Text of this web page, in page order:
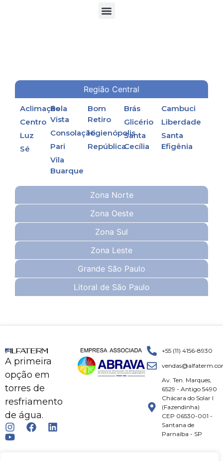
Região Central
Zona Norte
Zona Oeste
Zona Sul
Zona Leste
Grande São Paulo
Litoral de São Paulo
Aclimação
Centro
Luz
Sé
Bela
Vista
Consolação
Pari
Vila
Buarque
Bom
Retiro
Higienópolis
República
Brás
Glicério
Santa
Cecília
Cambuci
Liberdade
Santa
Efigênia
A primeira
opção em
torres de
resfriamento
de água.
+55 (11) 4156-8930
Av. Ten. Marques,
6529 - Antigo 5490
Chácara do Solar I
(Fazendinha)
CEP 06530-001 -
Santana de
Parnaíba - SP